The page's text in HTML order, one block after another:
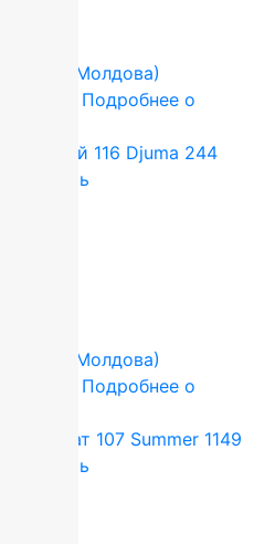
(Ковры Молдова)
Подробнее о
Прямой 116 Djuma 244
шерсть
(Ковры Молдова)
Подробнее о
Квадрат 107 Summer 1149
шерсть